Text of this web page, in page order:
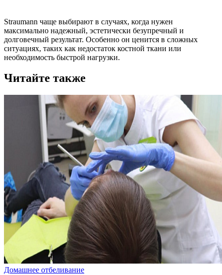
Straumann чаще выбирают в случаях, когда нужен
максимально надежный, эстетически безупречный и
долговечный результат. Особенно он ценится в сложных
ситуациях, таких как недостаток костной ткани или
необходимость быстрой нагрузки.
Читайте также
Домашнее отбеливание